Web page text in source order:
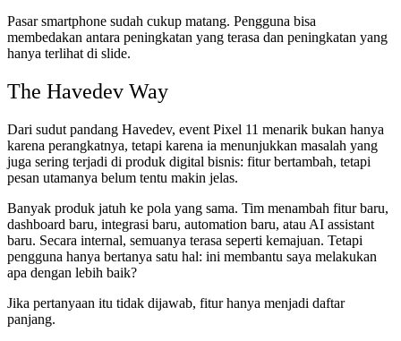
Pasar smartphone sudah cukup matang. Pengguna bisa
membedakan antara peningkatan yang terasa dan peningkatan yang
hanya terlihat di slide.
The Havedev Way
Dari sudut pandang Havedev, event Pixel 11 menarik bukan hanya
karena perangkatnya, tetapi karena ia menunjukkan masalah yang
juga sering terjadi di produk digital bisnis: fitur bertambah, tetapi
pesan utamanya belum tentu makin jelas.
Banyak produk jatuh ke pola yang sama. Tim menambah fitur baru,
dashboard baru, integrasi baru, automation baru, atau AI assistant
baru. Secara internal, semuanya terasa seperti kemajuan. Tetapi
pengguna hanya bertanya satu hal: ini membantu saya melakukan
apa dengan lebih baik?
Jika pertanyaan itu tidak dijawab, fitur hanya menjadi daftar
panjang.